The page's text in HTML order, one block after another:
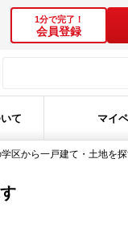
1分で完了！
会員登録
て マイ
区から一戸建て・土地を